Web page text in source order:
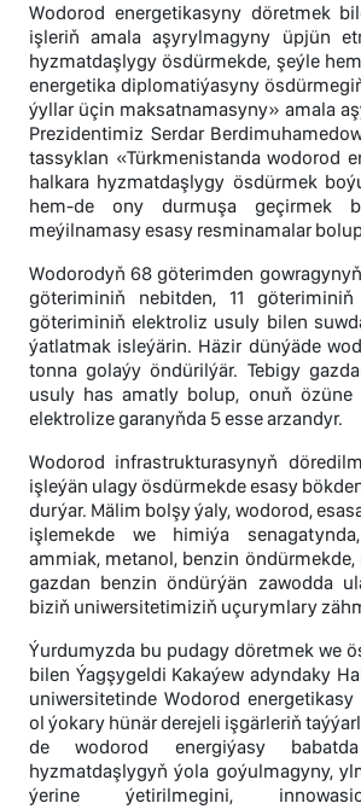
Wodorod energetikasyny döretmek
işleriň amala aşyrylmagyny üpjün
hyzmatdaşlygy ösdürmekde, şeýle
energetika diplomatiýasyny
ýyllar üçin maksatnamasyny» amala
Prezidentimiz Serdar
tassyklan «Türkmenistanda wodorod
halkara hyzmatdaşlygy ösdürmek
hem-de ony durmuşa geçirmek
meýilnamasy esasy resminamalar
Wodorodyň 68 göterimden
göteriminiň nebitden, 11
göteriminiň elektroliz usuly bilen
ýatlatmak isleýärin. Häzir dünýäde
tonna golaýy öndürilýär. Tebigy
usuly has amatly bolup, onuň özüne
elektrolize garanyňda 5 esse arzandyr.
Wodorod infrastrukturasynyň
işleýän ulagy ösdürmekde esasy
durýar. Mälim bolşy ýaly, wodorod,
işlemekde we himiýa
ammiak, metanol, benzin
gazdan benzin öndürýän zawodda
biziň uniwersitetimiziň uçurymlary
Ýurdumyzda bu pudagy döretmek we
bilen Ýagşygeldi Kakaýew adyndaky
uniwersitetinde Wodorod
ol ýokary hünär derejeli işgärleriň
de wodorod energiýasy
hyzmatdaşlygyň ýola goýulmagyny,
ýerine ýetirilmegini,